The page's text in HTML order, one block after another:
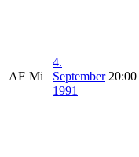
AF Mi
4.
September
1991
20:00